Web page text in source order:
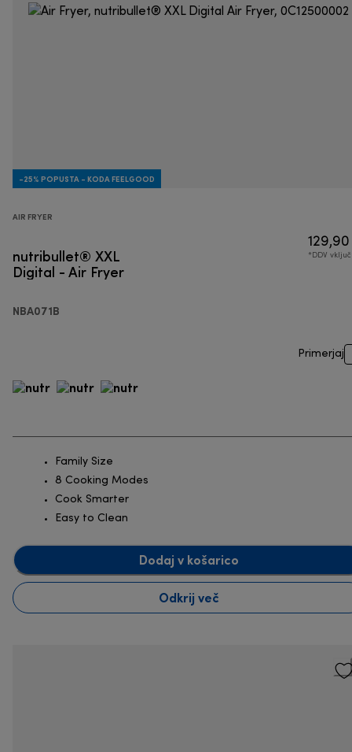
-25% POPUSTA - KODA FEELGOOD
AIR FRYER
nutribullet® XXL
Digital - Air Fryer
NBA071B
*DDV
Primerjaj
Family Size
8 Cooking Modes
Cook Smarter
Easy to Clean
Dodaj v košarico
Odkrij več